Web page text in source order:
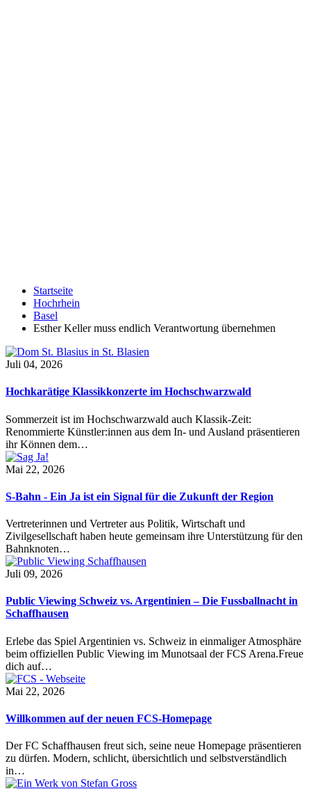
Startseite
Hochrhein
Basel
Esther Keller muss endlich Verantwortung übernehmen
Juli 04, 2026
Hochkarätige Klassikkonzerte im Hochschwarzwald
Sommerzeit ist im Hochschwarzwald auch Klassik-Zeit:
Renommierte Künstler:innen aus dem In- und Ausland präsentieren
ihr Können dem…
Mai 22, 2026
S-Bahn - Ein Ja ist ein Signal für die Zukunft der Region
Vertreterinnen und Vertreter aus Politik, Wirtschaft und
Zivilgesellschaft haben heute gemeinsam ihre Unterstützung für den
Bahnknoten…
Juli 09, 2026
Public Viewing Schweiz vs. Argentinien – Die Fussballnacht in
Schaffhausen
Erlebe das Spiel Argentinien vs. Schweiz in einmaliger Atmosphäre
beim offiziellen Public Viewing im Munotsaal der FCS Arena.Freue
dich auf…
Mai 22, 2026
Willkommen auf der neuen FCS-Homepage
Der FC Schaffhausen freut sich, seine neue Homepage präsentieren
zu dürfen. Modern, schlicht, übersichtlich und selbstverständlich
in…